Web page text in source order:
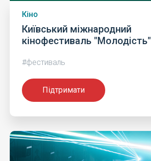
Кіно
Київський міжнародний
кінофестиваль "Молодість"
#фестиваль
Підтримати